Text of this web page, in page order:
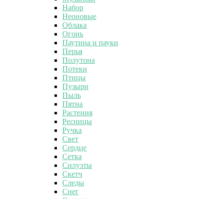
Набор
Неоновые
Облака
Огонь
Паутина и пауки
Перья
Полутона
Потеки
Птицы
Пузыри
Пыль
Пятна
Растения
Ресницы
Ручка
Свет
Сердце
Сетка
Силуэты
Скетч
Следы
Снег